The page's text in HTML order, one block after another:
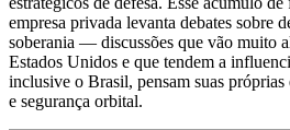
empresa privada levanta debates sobre
soberania — discussões que vão muito
Estados Unidos e que tendem a
inclusive o Brasil, pensam suas
e segurança orbital.